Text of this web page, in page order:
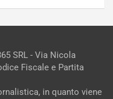
SRL - Via Nicola
Fiscale e Partita
in quanto viene